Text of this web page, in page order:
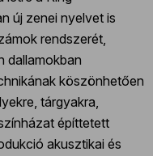
új zenei nyelvet is
rendszerét,
dallamokban
köszönhetően
tárgyakra,
építtetett
akusztikai és